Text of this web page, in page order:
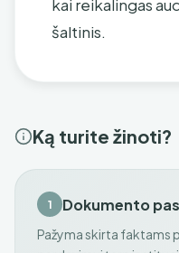
kai reikalingas
šaltinis.
Ką turite žinoti?
1 Dokumento
Pažyma skirta faktams